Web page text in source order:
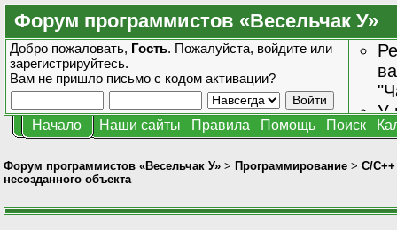
Форум программистов «Весельчак У»
Добро пожаловать, Гость. Пожалуйста, войдите или
зарегистрируйтесь.
Вам не пришло письмо с кодом активации?
У
Начало Наши сайты Правила Помощь Поиск
Форум программистов «Весельчак У» > Программирование > C/C++
несозданного объекта